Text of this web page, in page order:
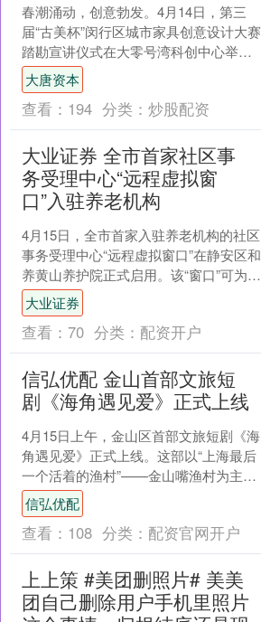
春潮涌动，创意勃发。4月14日，第三
届“古美杯”闵行区城市家具创意设计大赛
踏勘宣讲仪式在大零号湾科创中心举
行。作为米兰设计周——中国高校设计
学科师生优秀作品展的....
大唐资本
查看： 194 分类： 炒股配资
大业证券 全市首家社区事
务受理中心“远程虚拟窗
口”入驻养老机构
4月15日，全市首家入驻养老机构的社区
事务受理中心“远程虚拟窗口”在静安区和
养黄山养护院正式启用。该“窗口”可为老
人与家属远程办理医保业务查询、残疾
人一件事、养....
大业证券
查看： 70 分类： 配资开户
信弘优配 金山首部文旅短
剧《海角遇见爱》正式上线
4月15日上午，金山区首部文旅短剧《海
角遇见爱》正式上线。这部以“上海最后
一个活着的渔村”——金山嘴渔村为主景
地的浪漫剧集，用镜头语言将金山滨海
地区的独特风情娓....
信弘优配
查看： 108 分类： 配资官网开户
上上策 #美团删照片# 美美
团自己删除用户手机里照片